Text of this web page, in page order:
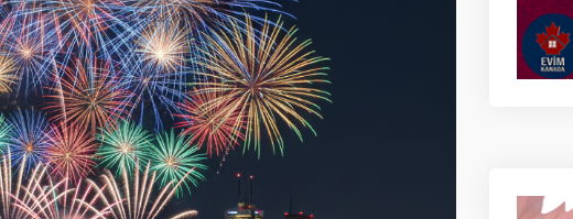
Göçmenlik
Göçmenlik Formu
Emlak
Emlak Formu